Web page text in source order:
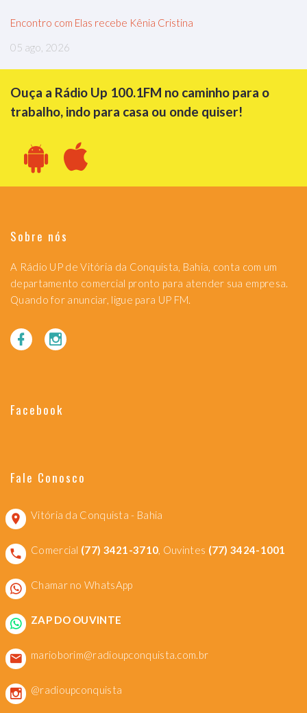
Encontro com Elas recebe Kênia Cristina
05 ago, 2026
Ouça a Rádio Up 100.1FM no caminho para o
trabalho, indo para casa ou onde quiser!
Sobre nós
A Rádio UP de Vitória da Conquista, Bahia, conta com um
departamento comercial pronto para atender sua empresa.
Quando for anunciar, ligue para UP FM.
Facebook
Fale Conosco
Vitória da Conquista - Bahia
Comercial (77) 3421-3710, Ouvintes (77) 3424-1001
Chamar no WhatsApp
ZAP DO OUVINTE
marioborim@radioupconquista.com.br
@radioupconquista